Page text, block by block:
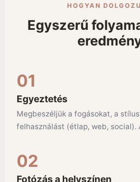
HOGYAN
Egyszerű
Egyeztetés
Megbeszéljük a fogásokat, a
felhasználást (étlap, web, social).
Fotózás a helyszínen